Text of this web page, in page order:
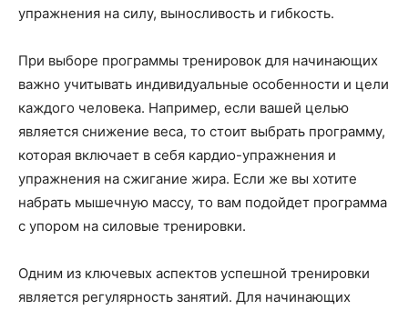
упражнения на силу, выносливость и гибкость.
При выборе программы тренировок для начинающих
важно учитывать индивидуальные особенности и цели
каждого человека. Например, если вашей целью
является снижение веса, то стоит выбрать программу,
которая включает в себя кардио-упражнения и
упражнения на сжигание жира. Если же вы хотите
набрать мышечную массу, то вам подойдет программа
с упором на силовые тренировки.
Одним из ключевых аспектов успешной тренировки
является регулярность занятий. Для начинающих